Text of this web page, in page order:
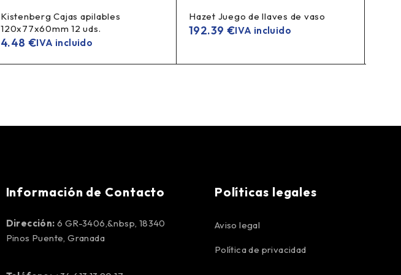
Kistenberg Cajas apilables
120x77x60mm 12 uds.
4.48 €IVA incluido
Hazet Juego de llaves de vaso
192.39 €IVA incluido
Información de Contacto
Dirección: 6 GR-3406,&nbsp, 18340
Pinos Puente, Granada
Políticas legales
Aviso legal
Política de privacidad